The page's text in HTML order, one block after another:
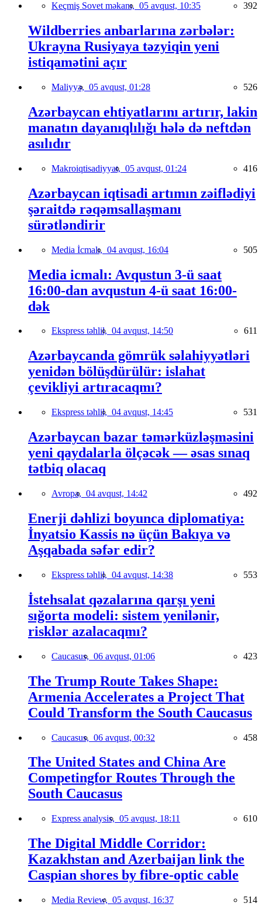
Keçmiş Sovet məkanı, 05 avqust, 10:35 392
Wildberries anbarlarına zərbələr:
Ukrayna Rusiyaya təzyiqin yeni
istiqamətini açır
Maliyyə, 05 avqust, 01:28 526
Azərbaycan ehtiyatlarını artırır, lakin
manatın dayanıqlılığı hələ də neftdən
asılıdır
Makroiqtisadiyyat, 05 avqust, 01:24 416
Azərbaycan iqtisadi artımın zəiflədiyi
şəraitdə rəqəmsallaşmanı
sürətləndirir
Media İcmalı, 04 avqust, 16:04 505
Media icmalı: Avqustun 3-ü saat
16:00-dan avqustun 4-ü saat 16:00-
dək
Ekspress təhlil, 04 avqust, 14:50 611
Azərbaycanda gömrük səlahiyyətləri
yenidən bölüşdürülür: islahat
çevikliyi artıracaqmı?
Ekspress təhlil, 04 avqust, 14:45 531
Azərbaycan bazar təmərküzləşməsini
yeni qaydalarla ölçəcək — əsas sınaq
tətbiq olacaq
Avropa, 04 avqust, 14:42 492
Enerji dəhlizi boyunca diplomatiya:
İnyatsio Kassis nə üçün Bakıya və
Aşqabada səfər edir?
Ekspress təhlil, 04 avqust, 14:38 553
İstehsalat qəzalarına qarşı yeni
sığorta modeli: sistem yenilənir,
risklər azalacaqmı?
Caucasus, 06 avqust, 01:06 423
The Trump Route Takes Shape:
Armenia Accelerates a Project That
Could Transform the South Caucasus
Caucasus, 06 avqust, 00:32 458
The United States and China Are
Competingfor Routes Through the
South Caucasus
Express analysis, 05 avqust, 18:11 610
The Digital Middle Corridor:
Kazakhstan and Azerbaijan link the
Caspian shores by fibre-optic cable
Media Review, 05 avqust, 16:37 514